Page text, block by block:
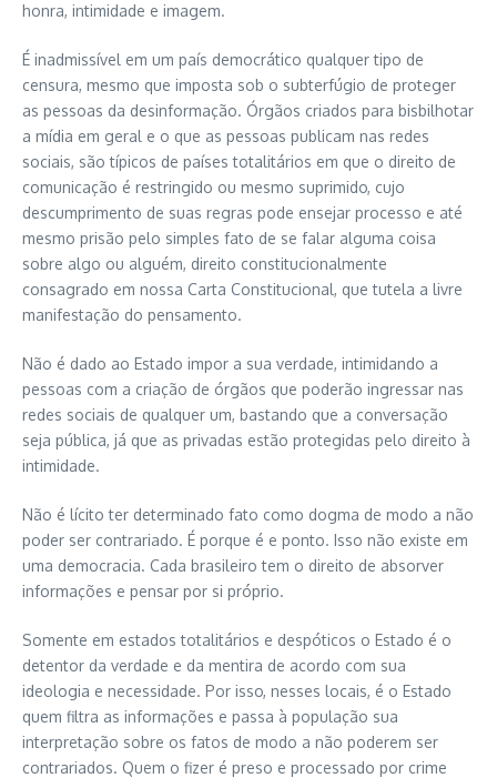
honra, intimidade e imagem.
É inadmissível em um país democrático qualquer tipo de
censura, mesmo que imposta sob o subterfúgio de proteger
as pessoas da desinformação. Órgãos criados para bisbilhotar
a mídia em geral e o que as pessoas publicam nas redes
sociais, são típicos de países totalitários em que o direito de
comunicação é restringido ou mesmo suprimido, cujo
descumprimento de suas regras pode ensejar processo e até
mesmo prisão pelo simples fato de se falar alguma coisa
sobre algo ou alguém, direito constitucionalmente
consagrado em nossa Carta Constitucional, que tutela a livre
manifestação do pensamento.
Não é dado ao Estado impor a sua verdade, intimidando a
pessoas com a criação de órgãos que poderão ingressar nas
redes sociais de qualquer um, bastando que a conversação
seja pública, já que as privadas estão protegidas pelo direito à
intimidade.
Não é lícito ter determinado fato como dogma de modo a não
poder ser contrariado. É porque é e ponto. Isso não existe em
uma democracia. Cada brasileiro tem o direito de absorver
informações e pensar por si próprio.
Somente em estados totalitários e despóticos o Estado é o
detentor da verdade e da mentira de acordo com sua
ideologia e necessidade. Por isso, nesses locais, é o Estado
quem filtra as informações e passa à população sua
interpretação sobre os fatos de modo a não poderem ser
contrariados. Quem o fizer é preso e processado por crime